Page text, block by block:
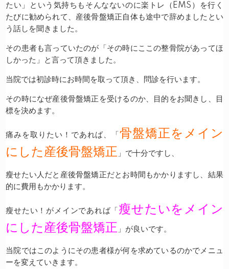
たい」という気持ちもそんなないのに楽トレ（EMS）を行く
たびに勧められて、産後骨盤矯正自体も途中で辞めましたとい
う話しを聞きました。
その患者も言っていたのが「その時にここの整骨院があってほ
しかった」と言って頂きました。
当院では初診時にお時間を取って頂き、問診を行います。
その時になぜ産後骨盤矯正を受けるのか、目的をお聞きし、目
標を決めます。
痛みを取りたい！であれば、「骨盤矯正をメイン
にした産後骨盤矯正 」で十分ですし、
瘦せたい人だと産後骨盤矯正だとお時間もかかりますし、結果
的に費用もかかります。
瘦せたい！がメインであれば「 瘦せたいをメイン
にした産後骨盤矯正 」が良いです。
当院ではこのようにその患者様が何を求めているのかでメニュ
ーを変えていきます。